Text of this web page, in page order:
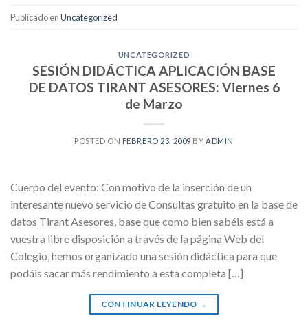
Publicado enUncategorized
UNCATEGORIZED
SESIÓN DIDÁCTICA APLICACIÓN BASE
DE DATOS TIRANT ASESORES: Viernes 6
de Marzo
POSTED ON FEBRERO 23, 2009 BY ADMIN
Cuerpo del evento: Con motivo de la inserción de un
interesante nuevo servicio de Consultas gratuito en la base de
datos Tirant Asesores, base que como bien sabéis está a
vuestra libre disposición a través de la página Web del
Colegio, hemos organizado una sesión didáctica para que
podáis sacar más rendimiento a esta completa […]
CONTINUAR LEYENDO →